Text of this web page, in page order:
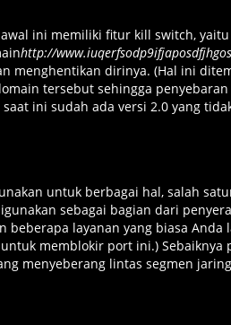
ini memiliki fitur kill switch,
http://
menghentikan dirinya. (Hal ini
tersebut sehingga
saat ini sudah ada versi 2.0 yang
untuk berbagai hal, salah
sebagai bagian dari
layanan yang biasa Anda
memblokir port ini.)
menyeberang lintas segmen